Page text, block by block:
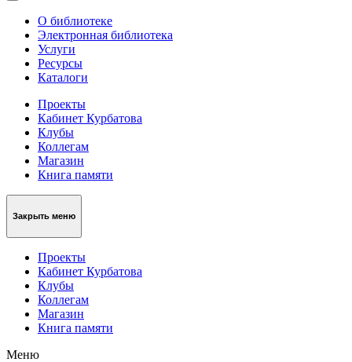
О библиотеке
Электронная библиотека
Услуги
Ресурсы
Каталоги
Проекты
Кабинет Курбатова
Клубы
Коллегам
Магазин
Книга памяти
Закрыть меню
Проекты
Кабинет Курбатова
Клубы
Коллегам
Магазин
Книга памяти
Меню